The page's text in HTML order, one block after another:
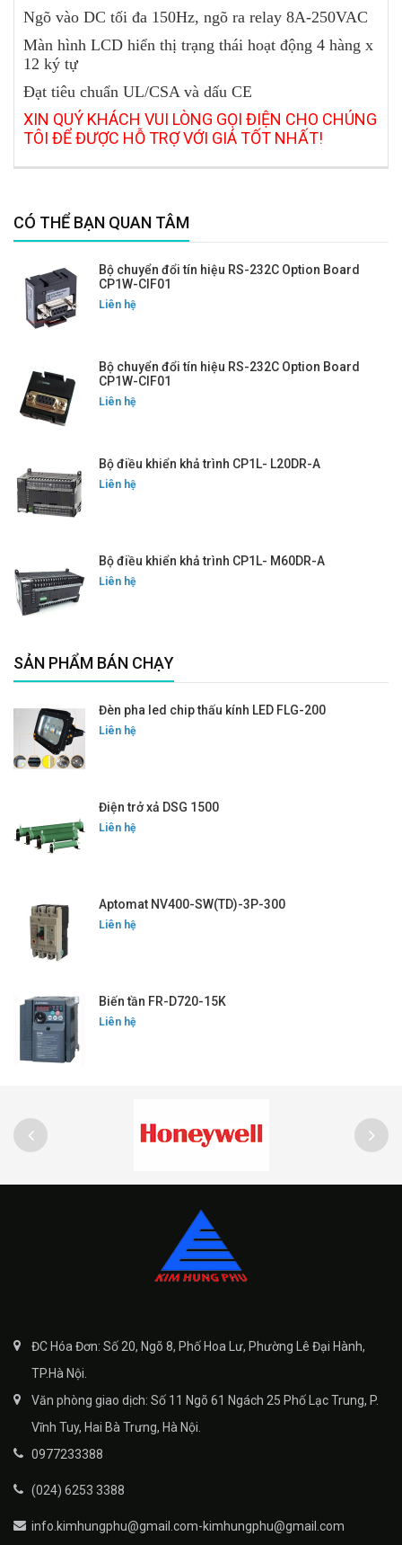
Ngõ vào DC tối đa 150Hz, ngõ ra relay 8A-250VAC
Màn hình LCD hiển thị trạng thái hoạt động 4 hàng x
12 ký tự
Đạt tiêu chuẩn UL/CSA và dấu CE
XIN QUÝ KHÁCH VUI LÒNG GỌI ĐIỆN CHO CHÚNG
TÔI ĐỂ ĐƯỢC HỖ TRỢ VỚI GIÁ TỐT NHẤT!
CÓ THỂ BẠN QUAN TÂM
Bộ chuyển đổi tín hiệu RS-232C Option Board
CP1W-CIF01
Liên hệ
Bộ chuyển đổi tín hiệu RS-232C Option Board
CP1W-CIF01
Liên hệ
Bộ điều khiển khả trình CP1L- L20DR-A
Liên hệ
Bộ điều khiển khả trình CP1L- M60DR-A
Liên hệ
SẢN PHẨM BÁN CHẠY
Đèn pha led chip thấu kính LED FLG-200
Liên hệ
Điện trở xả DSG 1500
Liên hệ
Aptomat NV400-SW(TD)-3P-300
Liên hệ
Biến tần FR-D720-15K
Liên hệ
ĐC Hóa Đơn: Số 20, Ngõ 8, Phố Hoa Lư, Phường Lê Đại Hành,
TP.Hà Nội.
Văn phòng giao dịch: Số 11 Ngõ 61 Ngách 25 Phố Lạc Trung, P.
Vĩnh Tuy, Hai Bà Trưng, Hà Nội.
0977233388
(024) 6253 3388
info.kimhungphu@gmail.com-kimhungphu@gmail.com